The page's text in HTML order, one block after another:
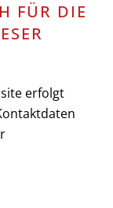
FÜR DIE
erfolgt